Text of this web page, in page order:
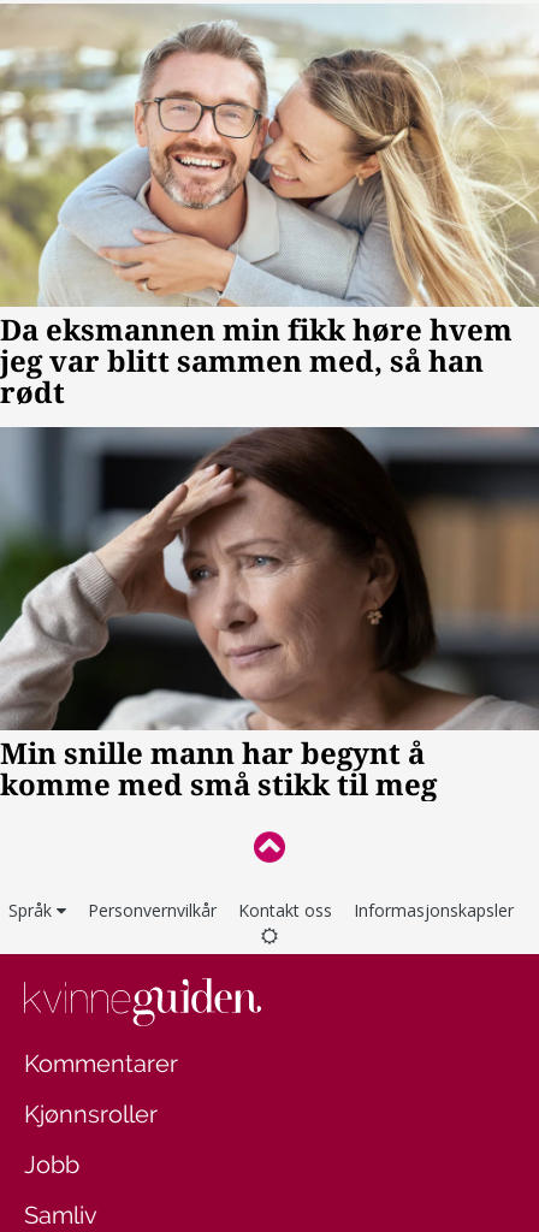
Språk Personvernvilkår Kontakt oss Informasjonskapsler
Kommentarer
Kjønnsroller
Jobb
Samliv